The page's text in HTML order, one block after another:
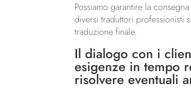
Possiamo garantire la
diversi traduttori professionisti
traduzione finale.
Il dialogo con i
esigenze in tempo
risolvere eventuali